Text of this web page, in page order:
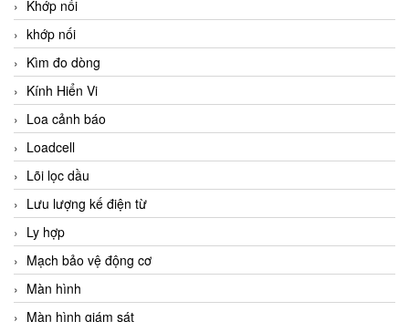
Khớp nối
khớp nối
Kìm đo dòng
Kính Hiển Vi
Loa cảnh báo
Loadcell
Lõi lọc dầu
Lưu lượng kế điện từ
Ly hợp
Mạch bảo vệ động cơ
Màn hình
Màn hình giám sát